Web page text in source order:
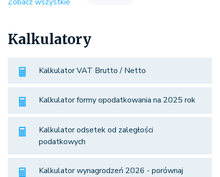
Kalkulatory
Kalkulator VAT Brutto / Netto
Kalkulator formy opodatkowania na 2025 rok
Kalkulator odsetek od zaległości
podatkowych
Kalkulator wynagrodzeń 2026 - porównaj